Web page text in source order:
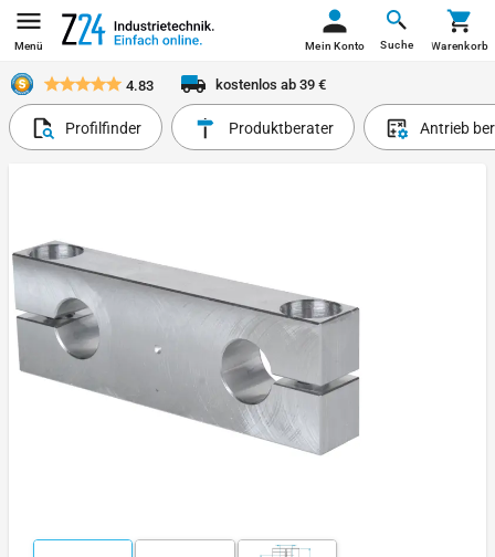
Menü Suche
Mein Konto Warenkorb
4.83 kostenlos ab 39 €
Profilfinder Produktberater Antrieb